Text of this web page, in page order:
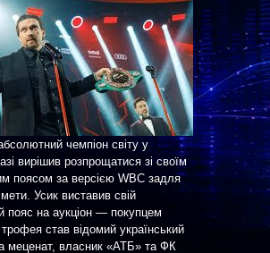
чемпіон світу у
вирішив розпрощатися зі своїм
поясом за версією WBC задля
мети. Усик виставив свій
пояс на аукціон — покупцем
трофея став відомий український
меценат, власник «АТБ» та ФК